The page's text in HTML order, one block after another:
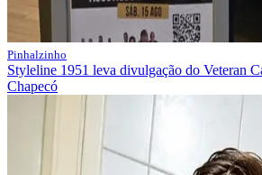
Pinhalzinho
Styleline 1951 leva divulgação do Veteran
Chapecó